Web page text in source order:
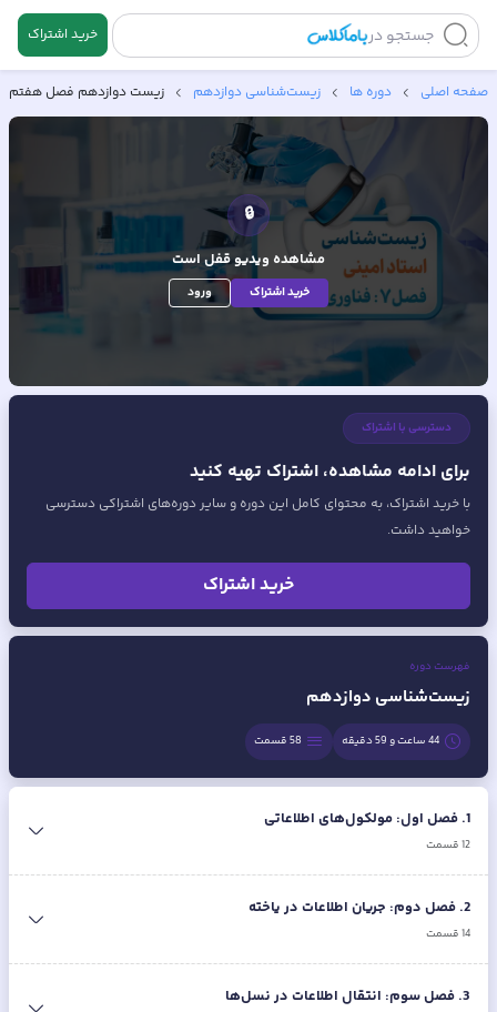
جستجو در خرید اشتراک
صفحه اصلی دوره ها زیست‌شناسی دوازدهم زیست دوازدهم فصل هفتم
🔒
مشاهده ویدیوقفل است
خرید اشتراک ورود
دسترسی با اشتراک
برای ادامه مشاهده، اشتراک تهیه کنید
با خرید اشتراک، به محتوای کامل این دوره و سایر دوره‌های اشتراکی دسترسی
خواهید داشت.
خرید اشتراک
فهرست دوره
زیست‌شناسی دوازدهم
44 ساعت و 59 دقیقه 58قسمت
1
. فصل اول: مولکول‌های اطلاعاتی
12قسمت
2
. فصل دوم: جریان اطلاعات در یاخته
14قسمت
3
. فصل سوم: انتقال اطلاعات در نسل‌ها